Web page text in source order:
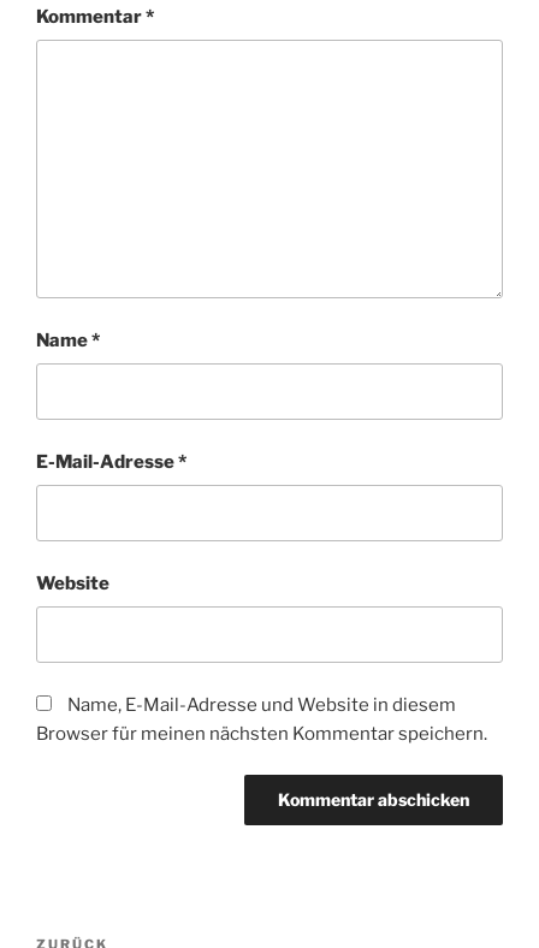
Kommentar*
Name*
E-Mail-Adresse*
Website
Name, E-Mail-Adresse und Website in diesem
Browser für meinen nächsten Kommentar speichern.
Beitragsnavigation
ZURÜCK